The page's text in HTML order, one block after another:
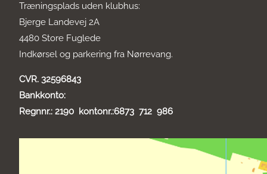
Træningsplads uden klubhus:
Bjerge Landevej 2A
4480 Store Fuglede
Indkørsel og parkering fra Nørrevang.
CVR. 32596843
Bankkonto:
Regnnr.: 2190 kontonr.:6873 712 986